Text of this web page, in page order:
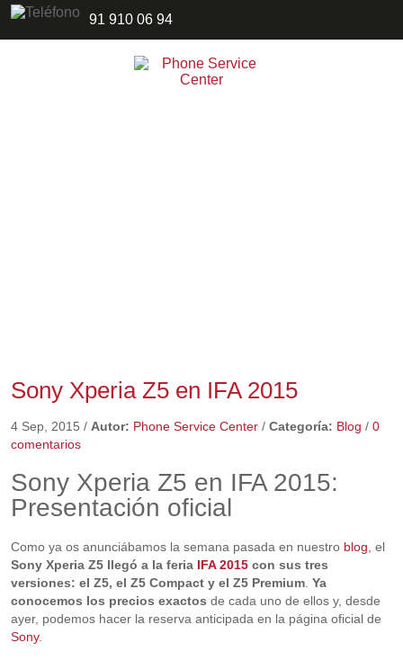
91 910 06 94
Sony Xperia Z5 en IFA 2015
4 Sep, 2015 / Autor: Phone Service Center/ Categoría: Blog / 0
comentarios
Sony Xperia Z5 en IFA 2015:
Presentación oficial
Como ya os anunciábamos la semana pasada en nuestro blog , el
Sony Xperia Z5 llegó a la feria IFA 2015con sus tres
versiones: el Z5, el Z5 Compact y el Z5 Premium. Ya
conocemos los precios exactos de cada uno de ellos y, desde
ayer, podemos hacer la reserva anticipada en la página oficial de
Sony.